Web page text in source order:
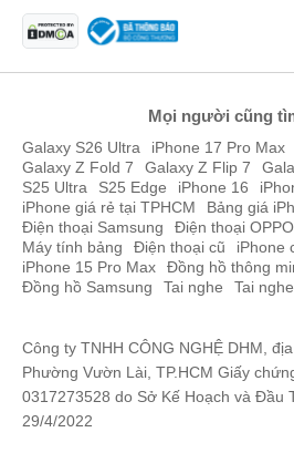
Mọi người cũng
Galaxy S26 Ultra iPhone 17 Pro Max
Galaxy Z Fold 7
Galaxy Z Flip 7
S25 Ultra
S25 Edge iPhone 16
iPhone giá rẻ tại TPHCM
Bảng giá
Điện thoại Samsung
Điện thoại OPPO
Máy tính bảng
Điện thoại cũ iPhone
iPhone 15 Pro Max
Đồng hồ thông
Đồng hồ Samsung
Tai nghe Tai
Công ty TNHH CÔNG NGHỆ DHM,
Phường Vườn Lài, TP.HCM Giấy
0317273528 do Sở Kế Hoạch và Đầu
29/4/2022